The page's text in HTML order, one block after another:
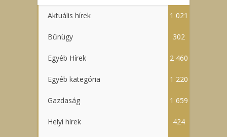
Aktuális hírek 1 021
Bűnügy 302
Egyéb Hírek 2 460
Egyéb kategória 1 220
Gazdaság 1 659
Helyi hírek 424